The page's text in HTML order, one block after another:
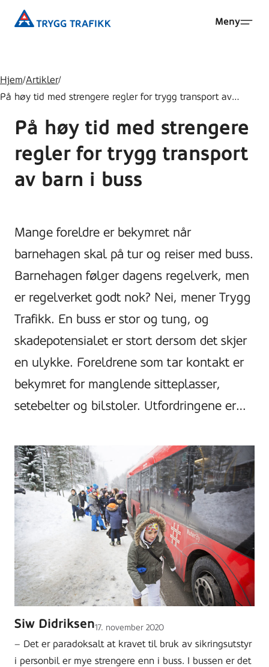
Trygg
Meny
Hjem/Artikler/
På høy tid med strengere regler for trygg transport av…
På høy tid med strengere
regler for trygg transport
av barn i buss
Mange foreldre er bekymret når
barnehagen skal på tur og reiser med buss.
Barnehagen følger dagens regelverk, men
er regelverket godt nok? Nei, mener Trygg
Trafikk. En buss er stor og tung, og
skadepotensialet er stort dersom det skjer
en ulykke. Foreldrene som tar kontakt er
bekymret for manglende sitteplasser,
setebelter og bilstoler. Utfordringene er…
Siw DidriksenLagt
ut
17. november 2020
– Det er paradoksalt at kravet til bruk av sikringsutstyr
i personbil er mye strengere enn i buss. I bussen er det